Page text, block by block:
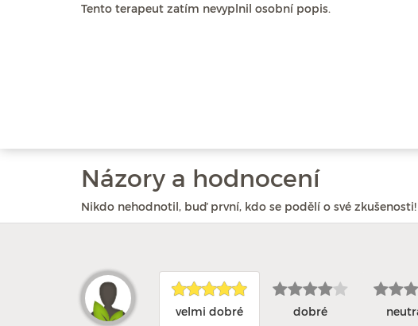
Tento terapeut zatím nevyplnil osobní popis.
Názory a hodnocení
Nikdo nehodnotil, buď první, kdo se podělí o své zkušenosti!
velmi dobré dobré